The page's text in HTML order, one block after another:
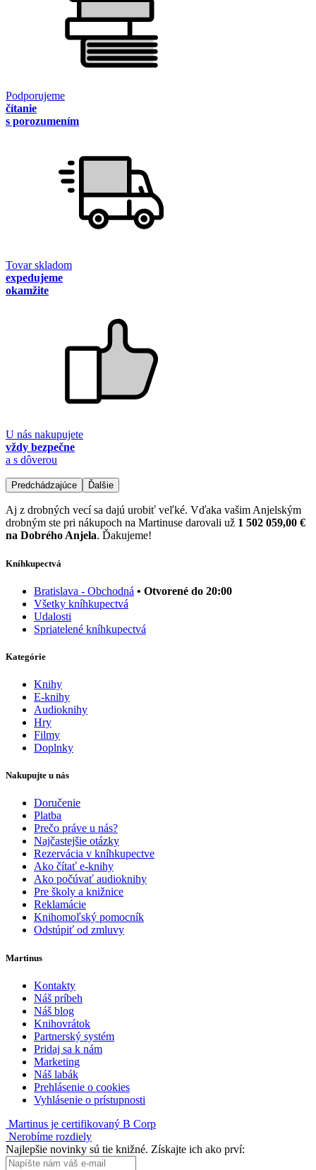
Podporujeme
čítanie
s porozumením
Tovar skladom
expedujeme
okamžite
U nás nakupujete
vždy bezpečne
a s dôverou
Predchádzajúce Ďalšie
Aj z drobných vecí sa dajú urobiť veľké. Vďaka vašim Anjelským
drobným ste pri nákupoch na Martinuse darovali už 1 502 059,00 €
na Dobrého Anjela. Ďakujeme!
Kníhkupectvá
Bratislava - Obchodná • Otvorené do 20:00
Všetky kníhkupectvá
Udalosti
Spriatelené kníhkupectvá
Kategórie
Knihy
E-knihy
Audioknihy
Hry
Filmy
Doplnky
Nakupujte u nás
Doručenie
Platba
Prečo práve u nás?
Najčastejšie otázky
Rezervácia v kníhkupectve
Ako čítať e-knihy
Ako počúvať audioknihy
Pre školy a knižnice
Reklamácie
Knihomoľský pomocník
Odstúpiť od zmluvy
Martinus
Kontakty
Náš príbeh
Náš blog
Knihovrátok
Partnerský systém
Pridaj sa k nám
Marketing
Náš labák
Prehlásenie o cookies
Vyhlásenie o prístupnosti
Martinus je certifikovaný B Corp
Nerobíme rozdiely
Najlepšie novinky sú tie knižné. Získajte ich ako prví: